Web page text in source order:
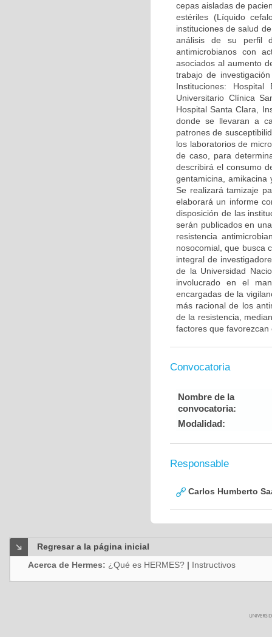
cepas aisladas de
estériles (Líquido
instituciones de salud
análisis de su perfil
antimicrobianos con
asociados al aumento
trabajo de
Instituciones:
Universitario Clínica
Hospital Santa Clara,
donde se llevaran a
patrones de
los laboratorios de
de caso, para
describirá el consumo
gentamicina,
Se realizará tamizaje
elaborará un informe
disposición de las
serán publicados en
resistencia
nosocomial, que busca
integral de
de la Universidad
involucrado en el
encargadas de la
más racional de los
de la resistencia,
factores que
Convocatoria
Nombre de la
convocatoria:
Modalidad:
Responsable
Carlos Humberto
Regresar a la página inicial
Acerca de Hermes: ¿Qué es HERMES? | Instructivos